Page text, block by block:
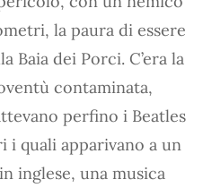
la paura di essere
Baia dei Porci. C’era la
contaminata,
perfino i Beatles
quali apparivano a un
inglese, una musica